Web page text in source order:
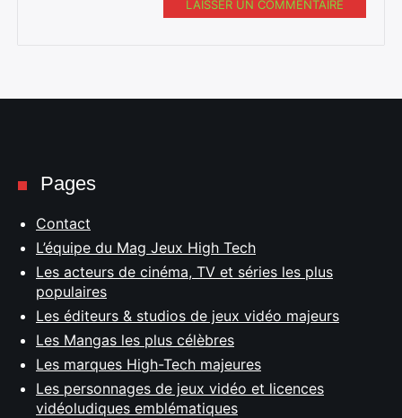
LAISSER UN COMMENTAIRE
Pages
Contact
L’équipe du Mag Jeux High Tech
Les acteurs de cinéma, TV et séries les plus
populaires
Les éditeurs & studios de jeux vidéo majeurs
Les Mangas les plus célèbres
Les marques High-Tech majeures
Les personnages de jeux vidéo et licences
vidéoludiques emblématiques